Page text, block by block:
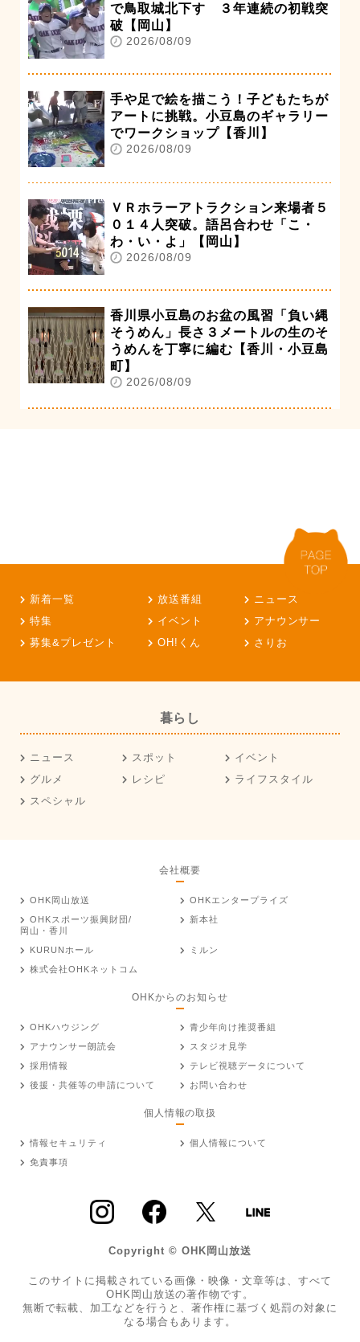
で鳥取城北下す ３年連続の初戦突
破【岡山】
2026/08/09
手や足で絵を描こう！子どもたちが
アートに挑戦。小豆島のギャラリー
でワークショップ【香川】
2026/08/09
ＶＲホラーアトラクション来場者５
０１４人突破。語呂合わせ「こ・
わ・い・よ」【岡山】
2026/08/09
香川県小豆島のお盆の風習「負い縄
そうめん」長さ３メートルの生のそ
うめんを丁寧に編む【香川・小豆島
町】
2026/08/09
新着一覧 放送番組
ニュース
特集
イベント
アナウンサー
募集&プレゼント
OH!くん さりお
暮らし
ニュース スポット
イベント
グルメ
レシピ
ライフスタイル
スペシャル
会社概要
OHK岡山放送
OHKエンタープライズ
OHKスポーツ振興財団/
岡山・香川
新本社
KURUNホール
ミルン
株式会社OHKネットコム
OHKからのお知らせ
OHKハウジング
青少年向け推奨番組
アナウンサー朗読会
スタジオ見学
採用情報
テレビ視聴データについて
後援・共催等の申請について
お問い合わせ
個人情報の取扱
情報セキュリティ
個人情報について
免責事項
Copyright © OHK岡山放送
このサイトに掲載されている画像・映像・文章等は、すべて
OHK岡山放送の著作物です。
無断で転載、加工などを行うと、著作権に基づく処罰の対象に
なる場合もあります。